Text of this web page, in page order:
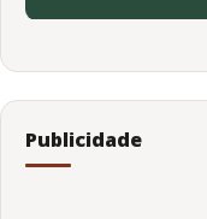
Publicidade